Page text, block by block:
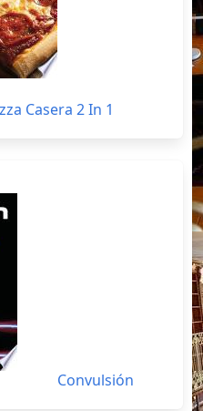
Casera 2 In 1
Convulsión